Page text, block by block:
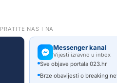
PRATITE NAS I NA
Messenger kanal
Vijesti izravno u inbox
Sve objave portala 023.hr
Brze obavijesti o breaking